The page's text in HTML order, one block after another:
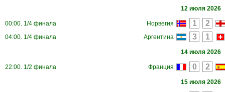
12 июля 2026
00:00. 1/4 финала
Норвегия
04:00. 1/4 финала
Аргентина
14 июля 2026
22:00. 1/2 финала Франция
15 июля 2026